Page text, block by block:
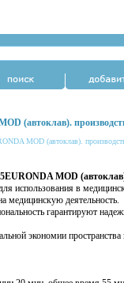
(автоклав).
MOD (автоклав).
MOD
в
медицинскую деятельность.
гарантируют
экономии